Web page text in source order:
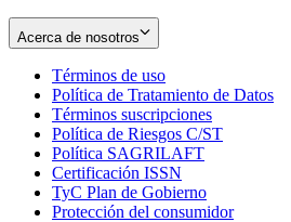
Acerca de nosotros
Términos de uso
in
new
window
Política de Tratamiento de Datos
Términos suscripciones
in
Política de Riesgos C/ST
Política SAGRILAFT
new
window
Certificación ISSN
in
new
TyC Plan de Gobierno
in
Protección del consumidorOpens